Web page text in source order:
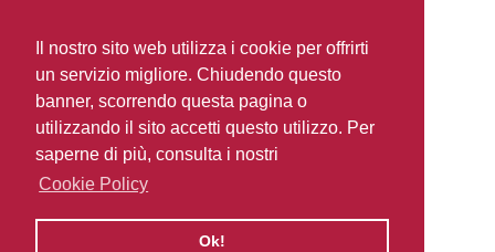
Il nostro sito web utilizza i cookie per offrirti
un servizio migliore. Chiudendo questo
banner, scorrendo questa pagina o
utilizzando il sito accetti questo utilizzo. Per
saperne di più, consulta i nostri
Cookie Policy
Ok!